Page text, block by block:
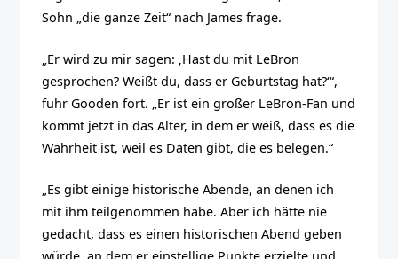
Sohn „die ganze Zeit“ nach James frage.
„Er wird zu mir sagen: ‚Hast du mit LeBron
gesprochen? Weißt du, dass er Geburtstag hat?‘“,
fuhr Gooden fort. „Er ist ein großer LeBron-Fan und
kommt jetzt in das Alter, in dem er weiß, dass es die
Wahrheit ist, weil es Daten gibt, die es belegen.“
„Es gibt einige historische Abende, an denen ich
mit ihm teilgenommen habe. Aber ich hätte nie
gedacht, dass es einen historischen Abend geben
würde, an dem er einstellige Punkte erzielte und